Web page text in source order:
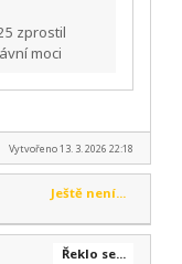
zprostil
moci
Vytvořeno 13. 3. 2026 22:18
Ještě není...
Řeklo se...